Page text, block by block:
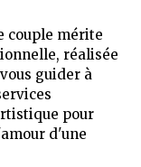
couple mérite
réalisée
guider à
pour
d'une